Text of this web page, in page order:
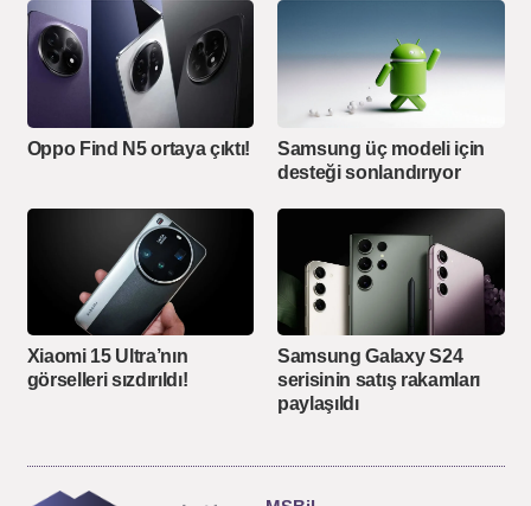
Oppo Find N5 ortaya çıktı!
Samsung üç modeli için
desteği sonlandırıyor
Xiaomi 15 Ultra’nın
görselleri sızdırıldı!
Samsung Galaxy S24
serisinin satış rakamları
paylaşıldı